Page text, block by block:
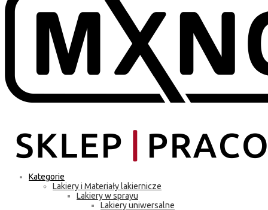
Kategorie
Lakiery i Materiały lakiernicze
Lakiery w sprayu
Lakiery uniwersalne